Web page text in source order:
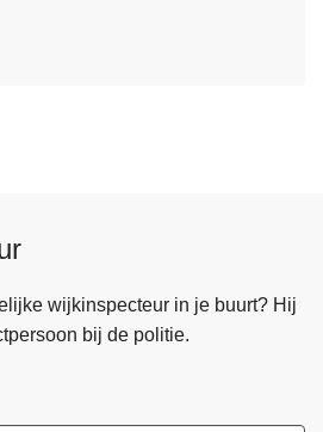
wijkinspecteur in je buurt? Hij
bij de politie.